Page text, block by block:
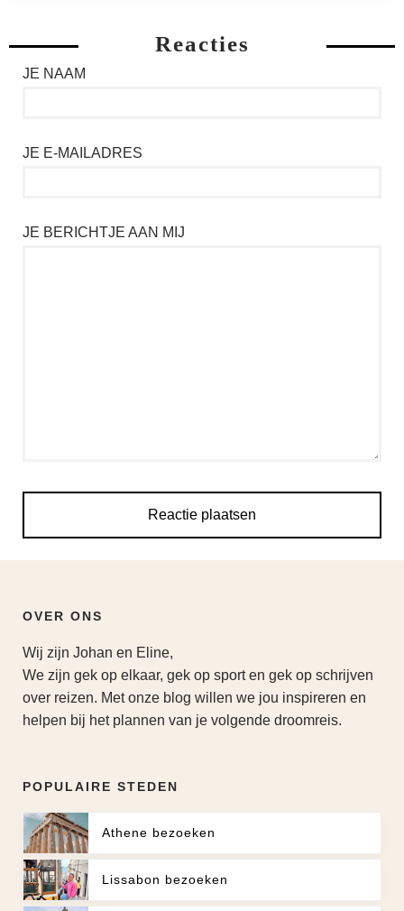
Reacties
JE NAAM
JE E-MAILADRES
JE BERICHTJE AAN MIJ
OVER ONS
Wij zijn Johan en Eline,
We zijn gek op elkaar, gek op sport en gek op schrijven
over reizen. Met onze blog willen we jou inspireren en
helpen bij het plannen van je volgende droomreis.
POPULAIRE STEDEN
Athene bezoeken
Lissabon bezoeken